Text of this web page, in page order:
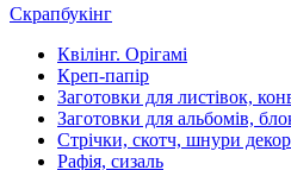
Скрапбукінг
Квілінг. Орігамі
Креп-папір
Заготовки для листівок,
Заготовки для альбомів,
Стрічки, скотч, шнури
Рафія, сизаль